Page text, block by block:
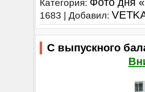
Категория:
1683 | Добавил:
С выпускного